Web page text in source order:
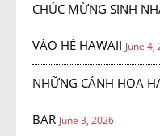
CHÚC MỪNG SINH
VÀO HÈ HAWAII June 4,
NHỮNG CÁNH HOA
BAR June 3, 2026